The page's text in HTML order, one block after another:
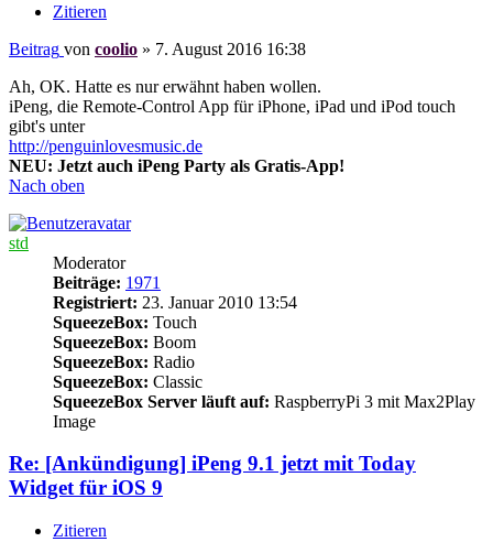
Zitieren
Beitrag von coolio » 7. August 2016 16:38
Ah, OK. Hatte es nur erwähnt haben wollen.
iPeng, die Remote-Control App für iPhone, iPad und iPod touch
gibt's unter
http://penguinlovesmusic.de
NEU: Jetzt auch iPeng Party als Gratis-App!
Nach oben
std
Moderator
Beiträge: 1971
Registriert: 23. Januar 2010 13:54
SqueezeBox: Touch
SqueezeBox: Boom
SqueezeBox: Radio
SqueezeBox: Classic
SqueezeBox Server läuft auf: RaspberryPi 3 mit Max2Play
Image
Re: [Ankündigung] iPeng 9.1 jetzt mit Today
Widget für iOS 9
Zitieren